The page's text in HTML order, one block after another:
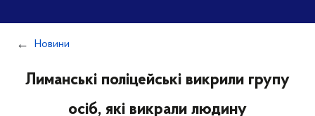
Новини
Лиманські поліцейські викрили групу
осіб, які викрали людину